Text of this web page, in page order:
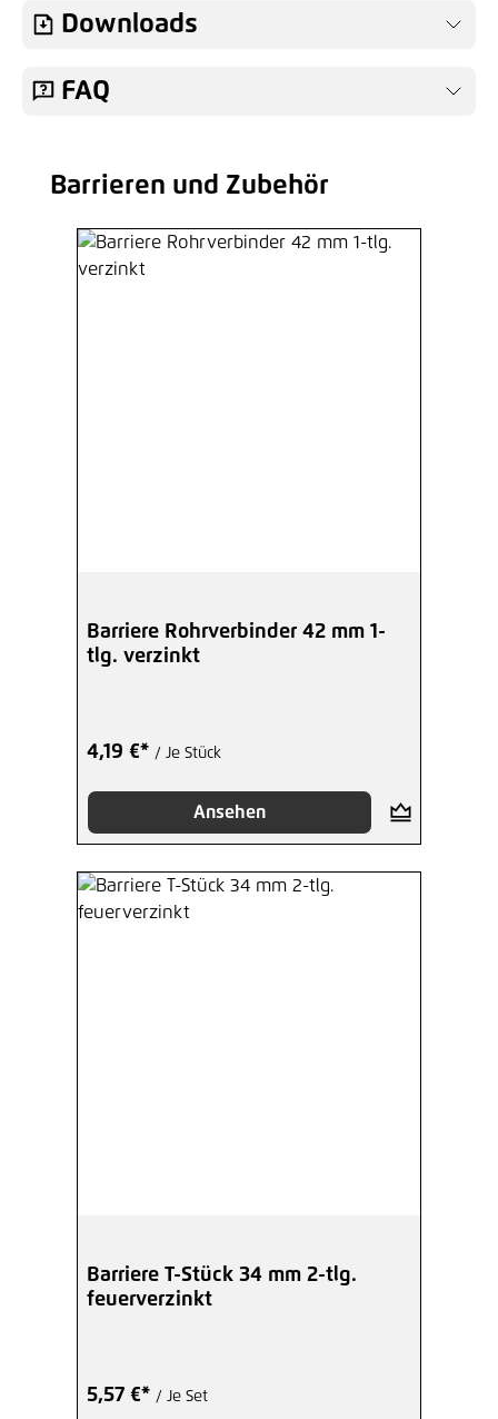
Downloads
FAQ
Produktgalerie überspringen
Barrieren und Zubehör
Barriere Rohrverbinder 42 mm 1-
tlg. verzinkt
4,19 €* / Je Stück
Ansehen
Barriere T-Stück 34 mm 2-tlg.
feuerverzinkt
5,57 €* / Je Set